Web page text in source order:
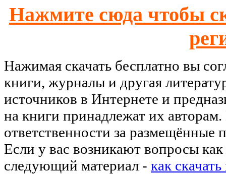
Нажмите сюда чтобы
Нажимая скачать бесплатно вы
книги, журналы и другая
источников в Интернете и
на книги принадлежат их
ответственности за размещённые
Если у вас возникают вопросы как
следующий материал - как